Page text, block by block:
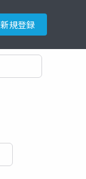
新規登録